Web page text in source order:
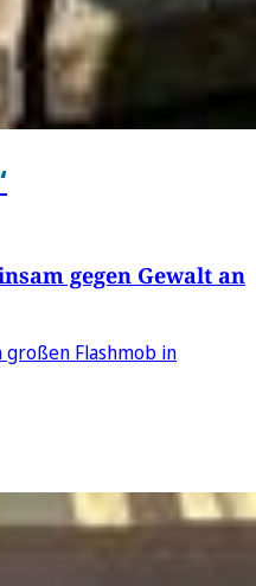
gegen Gewalt an
großen Flashmob in